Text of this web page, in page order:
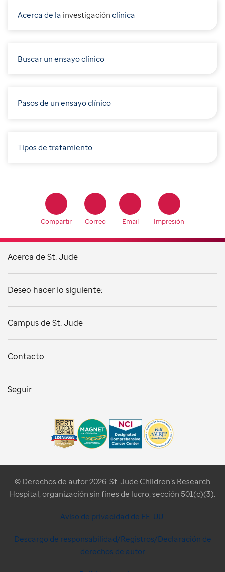
Acerca de la investigación clínica
Buscar un ensayo clínico
Pasos de un ensayo clínico
Tipos de tratamiento
Compartir Correo Email Impresión
Acerca de St. Jude
Deseo hacer lo siguiente:
Campus de St. Jude
Contacto
Seguir
© Derechos de autor 2026. St. Jude Children’s Research
Hospital, organización sin fines de lucro, sección 501(c)(3).
Aviso de privacidad de EE. UU.
Descargo de responsabilidad/Registros/Declaración de
derechos de autor